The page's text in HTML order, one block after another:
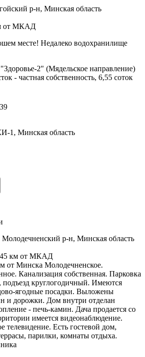
р-н, Минская область
от МКАД
месте! Недалеко водохранилище
2" (Мядельское направление)
- частная собственность, 6,55 соток
1, Минская область
р-н, Минская область
45 км от МКАД
от Минска Молодечненское.
Канализация собственная. Парковка
подъезд круглогодичный. Имеются
ягодные посадки. Выложены
и дорожки. Дом внутри отделан
- печь-камин. Дача продается со
имеется видеонаблюдение.
телевидение. Есть гостевой дом,
парилки, комнаты отдыха.